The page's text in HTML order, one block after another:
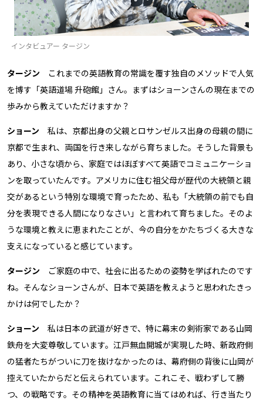
インタビュアー タージン
タージン これまでの英語教育の常識を覆す独自のメソッドで人気
を博す「英語道場 升砲館」さん。まずはショーンさんの現在までの
歩みから教えていただけますか？
ショーン 私は、京都出身の父親とロサンゼルス出身の母親の間に
京都で生まれ、両国を行き来しながら育ちました。そうした背景も
あり、小さな頃から、家庭ではほぼすべて英語でコミュニケーショ
ンを取っていたんです。アメリカに住む祖父母が歴代の大統領と親
交があるという特別な環境で育ったため、私も「大統領の前でも自
分を表現できる人間になりなさい」と言われて育ちました。そのよ
うな環境と教えに恵まれたことが、今の自分をかたちづくる大きな
支えになっていると感じています。
タージン ご家庭の中で、社会に出るための姿勢を学ばれたのです
ね。そんなショーンさんが、日本で英語を教えようと思われたきっ
かけは何でしたか？
ショーン 私は日本の武道が好きで、特に幕末の剣術家である山岡
鉄舟を大変尊敬しています。江戸無血開城が実現した時、新政府側
の猛者たちがついに刀を抜けなかったのは、幕府側の背後に山岡が
控えていたからだと伝えられています。これこそ、戦わずして勝
つ、の戦略です。その精神を英語教育に当てはめれば、行き当たり